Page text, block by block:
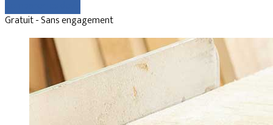
Gratuit - Sans engagement